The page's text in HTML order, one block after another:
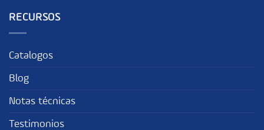
RECURSOS
Catalogos
Blog
Notas técnicas
Testimonios